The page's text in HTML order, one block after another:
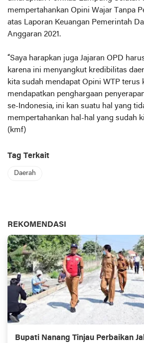
mempertahankan Opini Wajar Tanpa
atas Laporan Keuangan Pemerintah
Anggaran 2021.
“Saya harapkan juga Jajaran OPD
karena ini menyangkut kredibilitas
kita sudah mendapat Opini WTP terus
mendapatkan penghargaan
se-Indonesia, ini kan suatu hal yang
mempertahankan hal-hal yang sudah
(kmf)
Tag Terkait
Daerah
REKOMENDASI
Bupati Nanang Tinjau Perbaikan